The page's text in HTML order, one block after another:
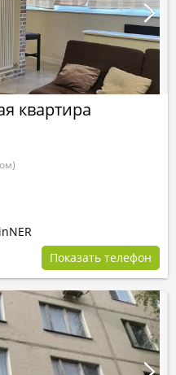
квартира
Показать телефон